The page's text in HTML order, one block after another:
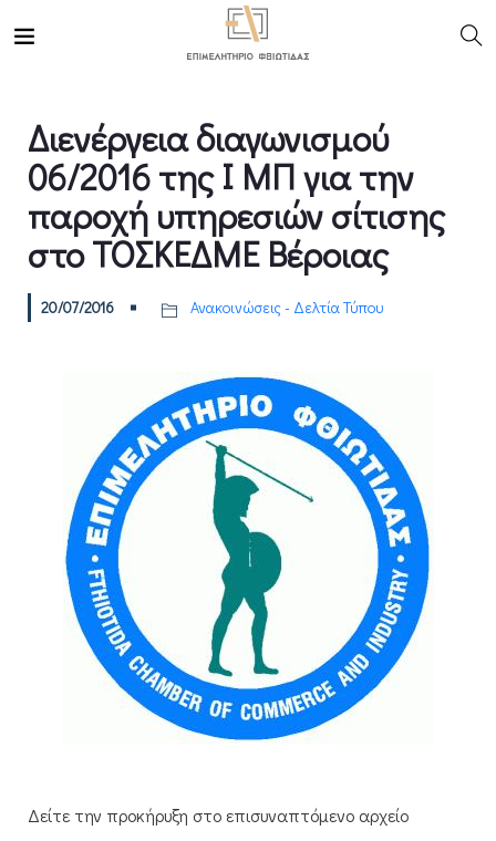
Διενέργεια διαγωνισμού
06/2016 της Ι ΜΠ για την
παροχή υπηρεσιών σίτισης
στο ΤΟΣΚΕΔΜΕ Βέροιας
20/07/2016 Ανακοινώσεις - Δελτία Τύπου
Δείτε την προκήρυξη στο επισυναπτόμενο αρχείο